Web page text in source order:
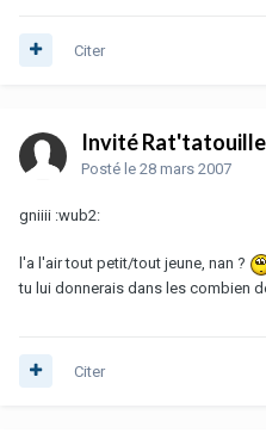
Citer
Invité Rat'tatouille
Posté le 28 mars 2007
gniiii :wub2:
l'a l'air tout petit/tout jeune, nan ?
tu lui donnerais dans les combien
Citer